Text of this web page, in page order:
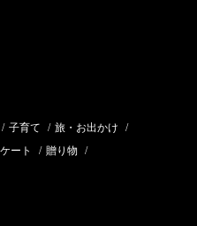
/ 子育て / 旅・お出かけ /
ート / 贈り物 /